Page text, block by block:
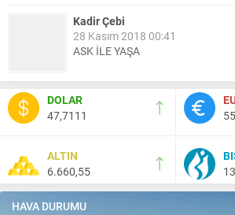
Kadir Çebi
28 Kasım 2018 00:41
ASK İLE YAŞA
Nail Kazanç
10 Mart 2023 21:36
HAYDİ TEKİRDAĞ MAÇA !!!!
Salih Canikli
5 Kasım 2024 19:54
TEKİRDAĞ İL EMNİYET
DOLAR
47,7111
ALTIN
6.660,55
HAVA DURUMU